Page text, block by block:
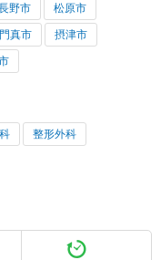
野市 松原市
門真市 摂津市
整形外科